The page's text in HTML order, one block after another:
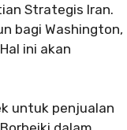
Strategis Iran.
bagi Washington,
ini akan
untuk penjualan